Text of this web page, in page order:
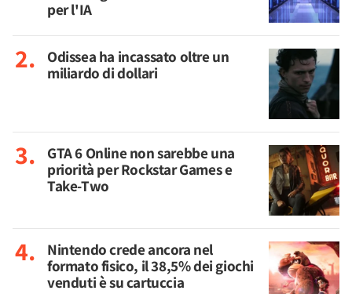
per l'IA
Odissea ha incassato oltre un
miliardo di dollari
GTA 6 Online non sarebbe una
priorità per Rockstar Games e
Take-Two
Nintendo crede ancora nel
formato fisico, il 38,5% dei giochi
venduti è su cartuccia